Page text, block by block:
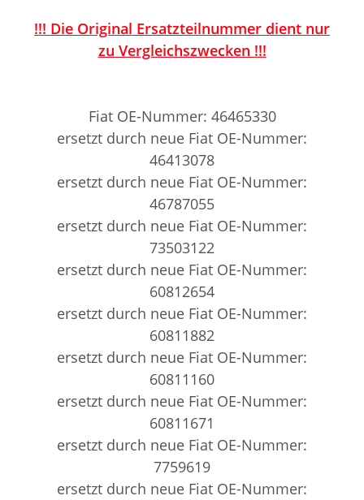
!!! Die Original Ersatzteilnummer dient nur
zu Vergleichszwecken !!!
Fiat OE-Nummer: 46465330
ersetzt durch neue Fiat OE-Nummer:
46413078
ersetzt durch neue Fiat OE-Nummer:
46787055
ersetzt durch neue Fiat OE-Nummer:
73503122
ersetzt durch neue Fiat OE-Nummer:
60812654
ersetzt durch neue Fiat OE-Nummer:
60811882
ersetzt durch neue Fiat OE-Nummer:
60811160
ersetzt durch neue Fiat OE-Nummer:
60811671
ersetzt durch neue Fiat OE-Nummer:
7759619
ersetzt durch neue Fiat OE-Nummer: